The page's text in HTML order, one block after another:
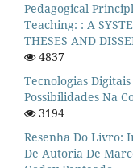
Pedagogical
Teaching: : A
THESES AND
4837
Tecnologias
Possibilidades Na
3194
Resenha Do Livro:
De Autoria De